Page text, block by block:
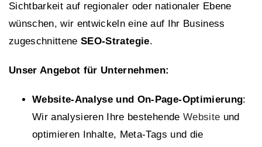
Sichtbarkeit auf regionaler oder nationaler Ebene
wünschen, wir entwickeln eine auf Ihr Business
zugeschnitteneSEO-Strategie.
Unser Angebot für Unternehmen:
Website-Analyse und On-Page-Optimierung:
Wir analysieren Ihre bestehende Website und
optimieren Inhalte, Meta-Tags und die